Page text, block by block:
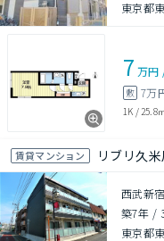
東京都
7 万円
敷 7万
1K / 25.8
賃貸マンション リブリ久米
西武新
築7年 /
東京都